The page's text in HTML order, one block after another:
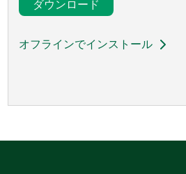
オフラインでインストール